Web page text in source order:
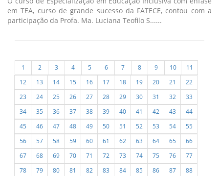
em TEA, curso de grande sucesso da FATECE, contou com a
participação da Profa. Ma. Luciana Teofilo S......
1 2 3 4 5 6 7 8 9 10
11
12
13 14 15 16 17 18 19 20 21
22
23
24 25 26 27 28 29 30 31 32
33
34
35 36 37 38 39 40 41 42 43
44
45
46 47 48 49 50 51 52 53 54
55
56
57 58 59 60 61 62 63 64 65
66
67
68 69 70 71 72 73 74 75 76
77
78
79 80 81 82 83 84 85 86 87
88